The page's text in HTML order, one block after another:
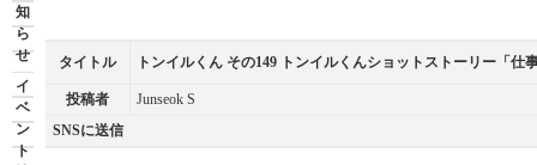
知
ら
せ
イ
ベ
ン
ト
タイトル トンイルくん その149 トンイルくんショットストーリー「仕
投稿者
Junseok S
SNSに送信